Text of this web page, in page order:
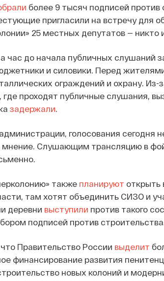
более 9 тысяч подписей против
пригласили на встречу для
25 местных депутатов — никто
час до начала публичных слушаний
и силовики. Перед
ограждений и охрану. Из-
проходят публичные слушания,
задержали.
голосования сегодня
мнение. Слушающим трансляцию в
также планируют открыть
там хотят объединить СИЗО и
деревни выступили против такого
подписей против
Правительство России выделит
финансирование развития
новых колоний и